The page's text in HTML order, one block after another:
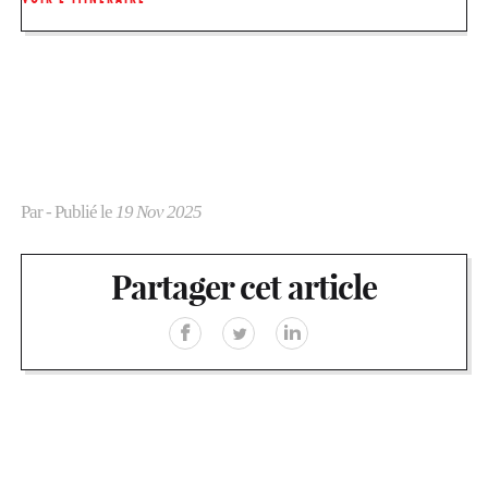
Par- Publié le 19 Nov 2025
Partager cet article